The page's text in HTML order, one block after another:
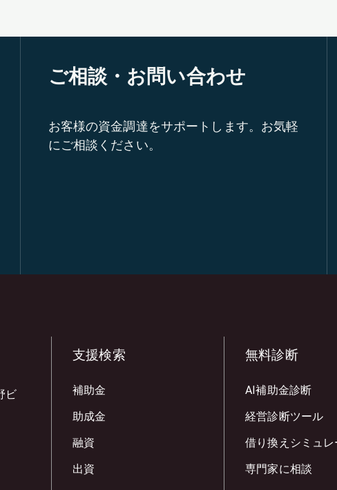
ご相談・お問い合わせ
お客様の資金調達をサポートします。お気軽
にご相談ください。
ビ
支援検索
補助金
助成金
融資
出資
無料診断
AI補助金診断
経営診断ツール
借り換えシミュ
専門家に相談